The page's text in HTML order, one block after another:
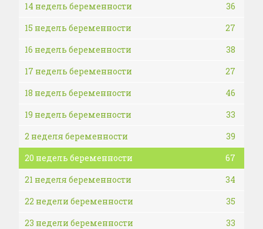
14 недель беременности
36
15 недель беременности
27
16 недель беременности
38
17 недель беременности
27
18 недель беременности
46
19 недель беременности
33
2 неделя беременности
39
20 недель беременности
67
21 неделя беременности
34
22 недели беременности
35
23 недели беременности
33